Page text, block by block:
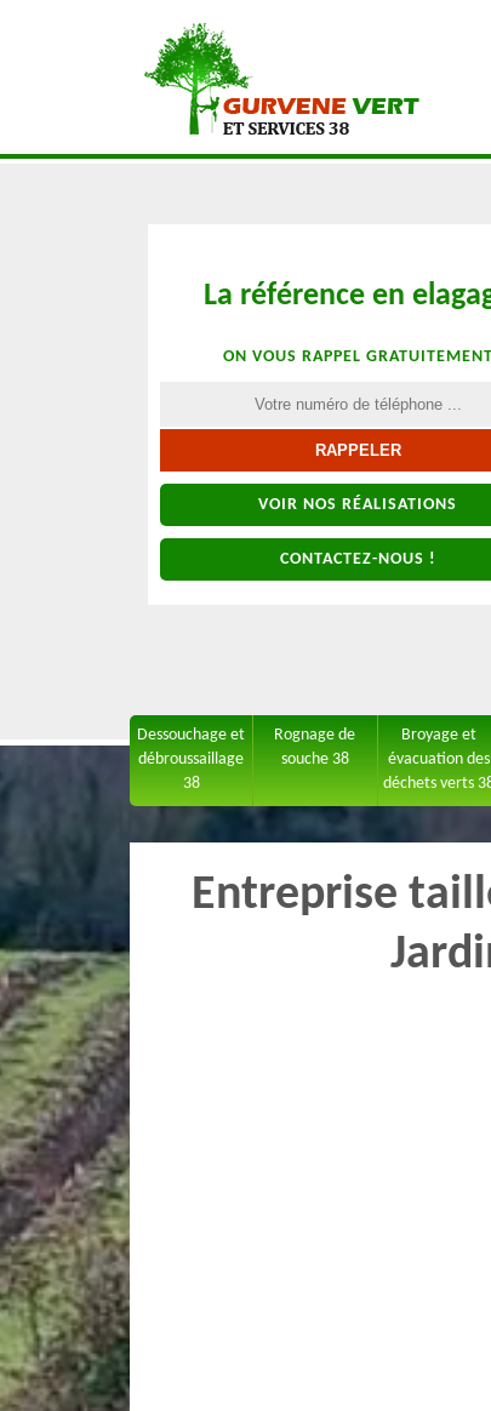
La référence en
ON VOUS RAPPEL GRATUITEMENT
VOIR NOS RÉALISATIONS
CONTACTEZ-NOUS !
Dessouchage et
débroussaillage
38
Rognage de
souche 38
Broyage et
évacuation des
déchets verts
Entreprise